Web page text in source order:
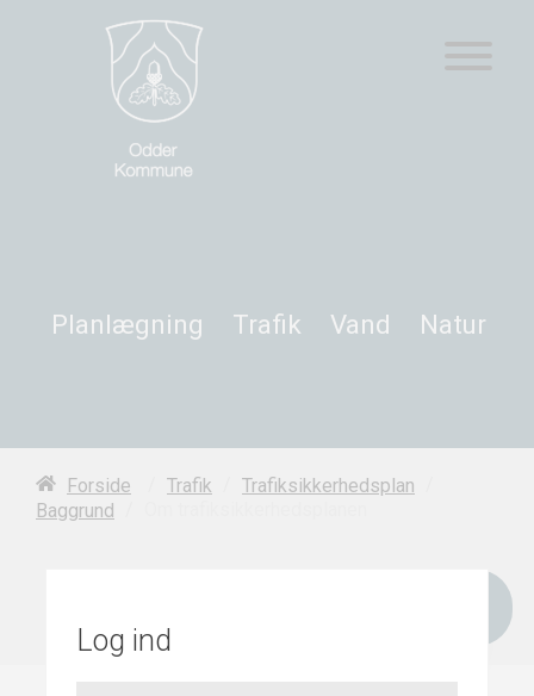
Planlægning Trafik Vand Natur
Forside Trafik Trafiksikkerhedsplan
Baggrund
Log ind